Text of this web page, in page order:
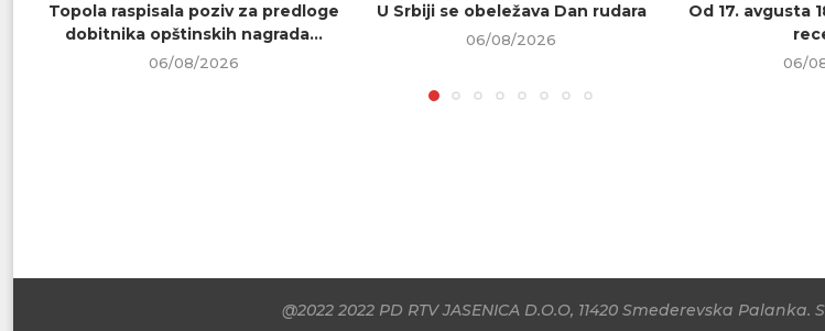
Topola raspisala poziv za predloge
dobitnika opštinskih nagrada...
06/08/2026
U Srbiji se obeležava Dan rudara
06/08/2026
Od 17. avgusta
06/
@2022 2022 PD RTV JASENICA D.O.O, 11420 Smederevska